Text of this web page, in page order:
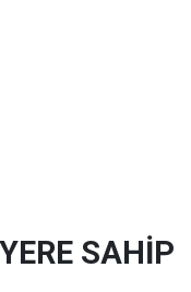
SAHİP